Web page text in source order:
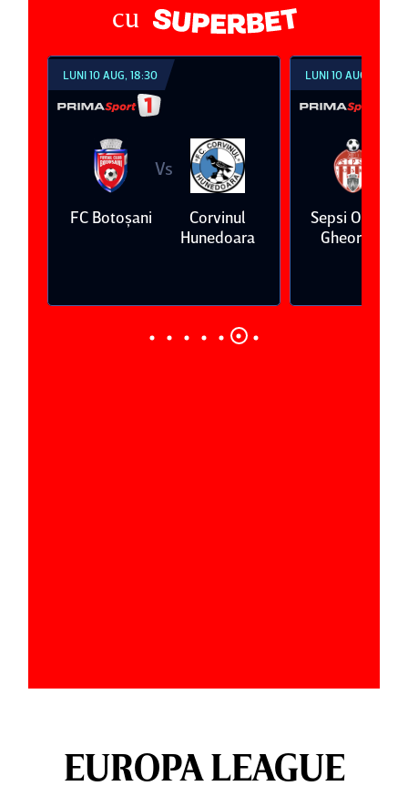
cu
LUNI 10 AUG, 18:30
FC Botoşani
Vs
Corvinul
Hunedoara
LUNI 10 AUG, 21:30
Sepsi OSK Sf
Gheorghe
EUROPA LEAGUE